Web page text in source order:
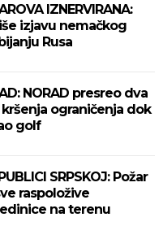
IZNERVIRANA:
izjavu nemačkog
Rusa
NORAD presreo dva
ograničenja dok
golf
SRPSKOJ: Požar
raspoložive
na terenu